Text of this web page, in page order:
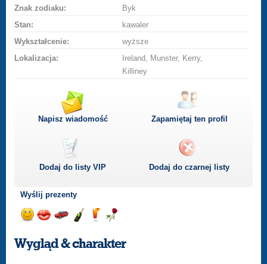
Znak zodiaku:
Byk
Stan:
kawaler
Wykształcenie:
wyższe
Lokalizacja:
Ireland, Munster, Kerry,
Killiney
Napisz wiadomość Zapamiętaj ten profil
Dodaj do listyVIP Dodaj do czarnej listy
Wyślij prezenty
uśmiech
buziakasamochodem
szampana
drinka
różę
Wygląd & charakter